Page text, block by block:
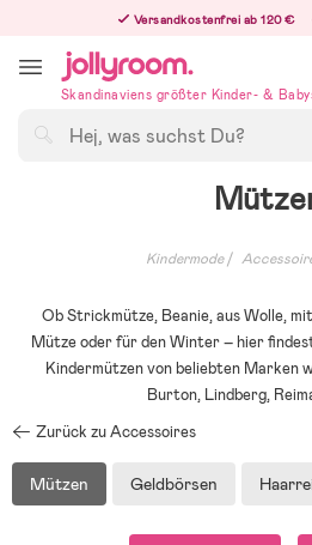
innehållet
Versandkostenfrei ab 120 €
Bestelle heute, dann versenden wir
Skandinaviens größter Kinder- &
Kindermode
Ob Strickmütze, Beanie, aus Wolle,
Mütze oder für den Winter – hier
Kindermützen von beliebten Marken
Burton, Lindberg,
Zurück zu Accessoires
Mützen Geldbörsen